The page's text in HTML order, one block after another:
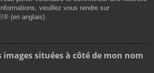
veuillez vous rendre sur
® (en anglais).
situées à côté de mon nom